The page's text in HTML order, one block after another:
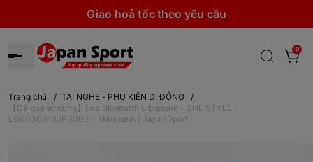
Giao hoả tốc theo yêu cầu
0
Trang chủ / TAI NGHE - PHỤ KIỆN DI ĐỘNG
/
【Đã qua sử dụng】Loa Bluetooth Libratone - ONE STYLE
LG0030010JP3003 - Màu xanh | JapanSport